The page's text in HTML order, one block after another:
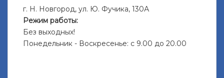
г. Н. Новгород, ул. Ю. Фучика, 130А
Режим работы:
Без выходных!
Понедельник - Воскресенье: с 9.00 до 20.00